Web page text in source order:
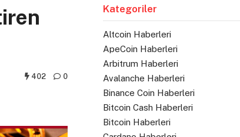
402 0
Kategoriler
Altcoin Haberleri
ApeCoin Haberleri
Arbitrum Haberleri
Avalanche Haberleri
Binance Coin Haberleri
Bitcoin Cash Haberleri
Bitcoin Haberleri